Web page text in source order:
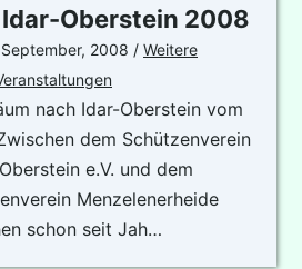
Oberstein 2008
2008 / Weitere
nach Idar-Oberstein vom
dem Schützenverein
e.V. und dem
Menzelenerheide
schon seit Jah…